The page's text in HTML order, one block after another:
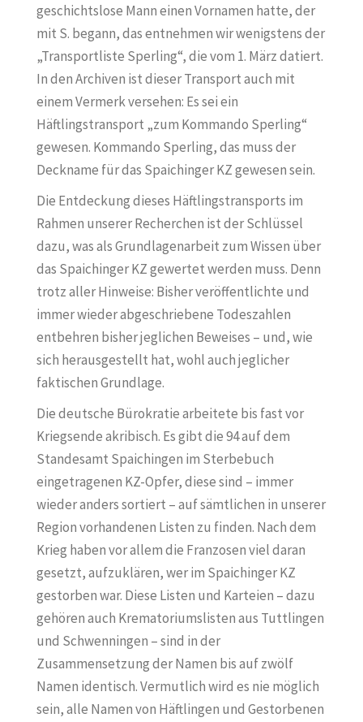
geschichtslose Mann einen Vornamen hatte, der
mit S. begann, das entnehmen wir wenigstens der
„Transportliste Sperling“, die vom 1. März datiert.
In den Archiven ist dieser Transport auch mit
einem Vermerk versehen: Es sei ein
Häftlingstransport „zum Kommando Sperling“
gewesen. Kommando Sperling, das muss der
Deckname für das Spaichinger KZ gewesen sein.
Die Entdeckung dieses Häftlingstransports im
Rahmen unserer Recherchen ist der Schlüssel
dazu, was als Grundlagenarbeit zum Wissen über
das Spaichinger KZ gewertet werden muss. Denn
trotz aller Hinweise: Bisher veröffentlichte und
immer wieder abgeschriebene Todeszahlen
entbehren bisher jeglichen Beweises – und, wie
sich herausgestellt hat, wohl auch jeglicher
faktischen Grundlage.
Die deutsche Bürokratie arbeitete bis fast vor
Kriegsende akribisch. Es gibt die 94 auf dem
Standesamt Spaichingen im Sterbebuch
eingetragenen KZ-Opfer, diese sind – immer
wieder anders sortiert – auf sämtlichen in unserer
Region vorhandenen Listen zu finden. Nach dem
Krieg haben vor allem die Franzosen viel daran
gesetzt, aufzuklären, wer im Spaichinger KZ
gestorben war. Diese Listen und Karteien – dazu
gehören auch Krematoriumslisten aus Tuttlingen
und Schwenningen – sind in der
Zusammensetzung der Namen bis auf zwölf
Namen identisch. Vermutlich wird es nie möglich
sein, alle Namen von Häftlingen und Gestorbenen